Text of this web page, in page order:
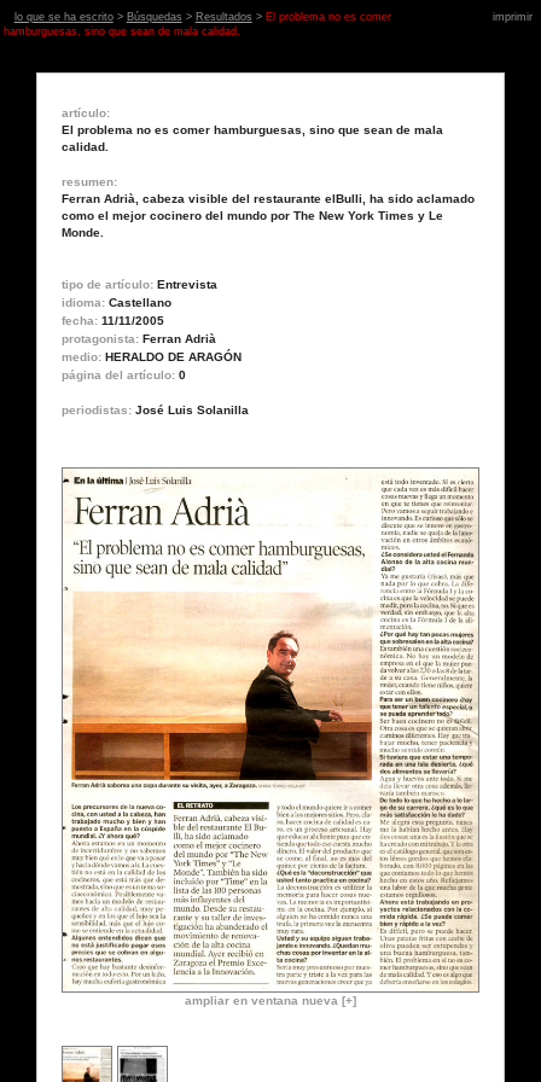
lo que se ha escrito> Búsquedas > Resultados > El problema no es comer
hamburguesas, sino que sean de mala calidad.
imprimir
artículo:
El problema no es comer hamburguesas, sino que sean de mala
calidad.
resumen:
Ferran Adrià, cabeza visible del restaurante elBulli, ha sido aclamado
como el mejor cocinero del mundo por The New York Times y Le
Monde.
tipo de artículo: Entrevista
idioma: Castellano
fecha: 11/11/2005
protagonista: Ferran Adrià
medio: HERALDO DE ARAGÓN
página del artículo: 0
periodistas: José Luis Solanilla
ampliar en ventana nueva [+]